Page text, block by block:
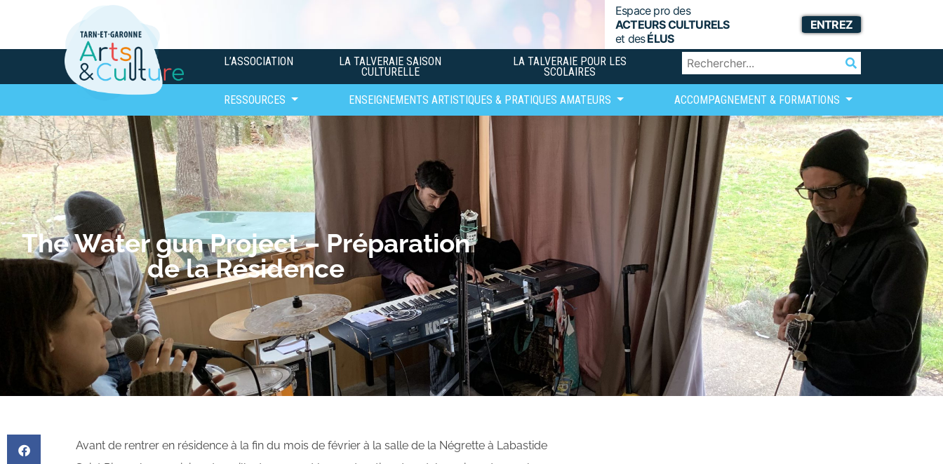
Espace pro des
ACTEURS CULTURELS
et desÉLUS
ENTREZ
L’ASSOCIATION LA TALVERAIE SAISON
CULTURELLE
LA TALVERAIE POUR LES
SCOLAIRES
RESSOURCES ENSEIGNEMENTS ARTISTIQUES & PRATIQUES AMATEURS ACCOMPAGNEMENT & FORMATIONS
The Water gun Project – Préparation
de la Résidence
Avant de rentrer en résidence à la fin du mois de février à la salle de la Négrette à Labastide